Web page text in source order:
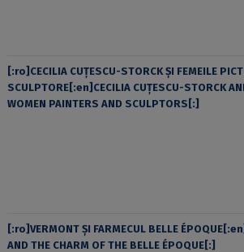
[:ro]CECILIA CUŢESCU-STORCK ŞI FEMEILE
SCULPTORE[:en]CECILIA CUŢESCU-STORCK
WOMEN PAINTERS AND SCULPTORS[:]
[:ro]VERMONT ȘI FARMECUL BELLE
AND THE CHARM OF THE BELLE ÉPOQUE[:]